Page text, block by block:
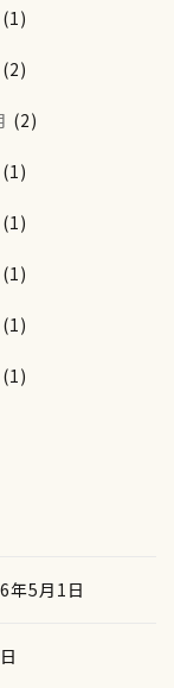
(1)
(2)
(2)
(1)
(1)
(1)
(1)
(1)
年5月1日